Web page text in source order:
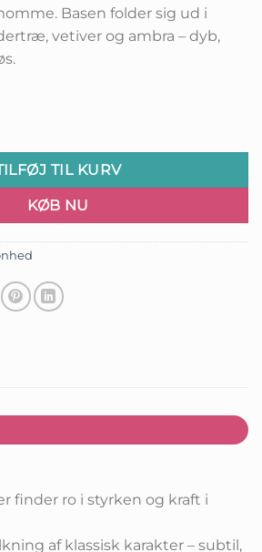
Basen folder sig ud i
vetiver og ambra – dyb,
33 ml antal
TIL KURV
KØB NU
finder ro i styrken og kraft i
af klassisk karakter – subtil,